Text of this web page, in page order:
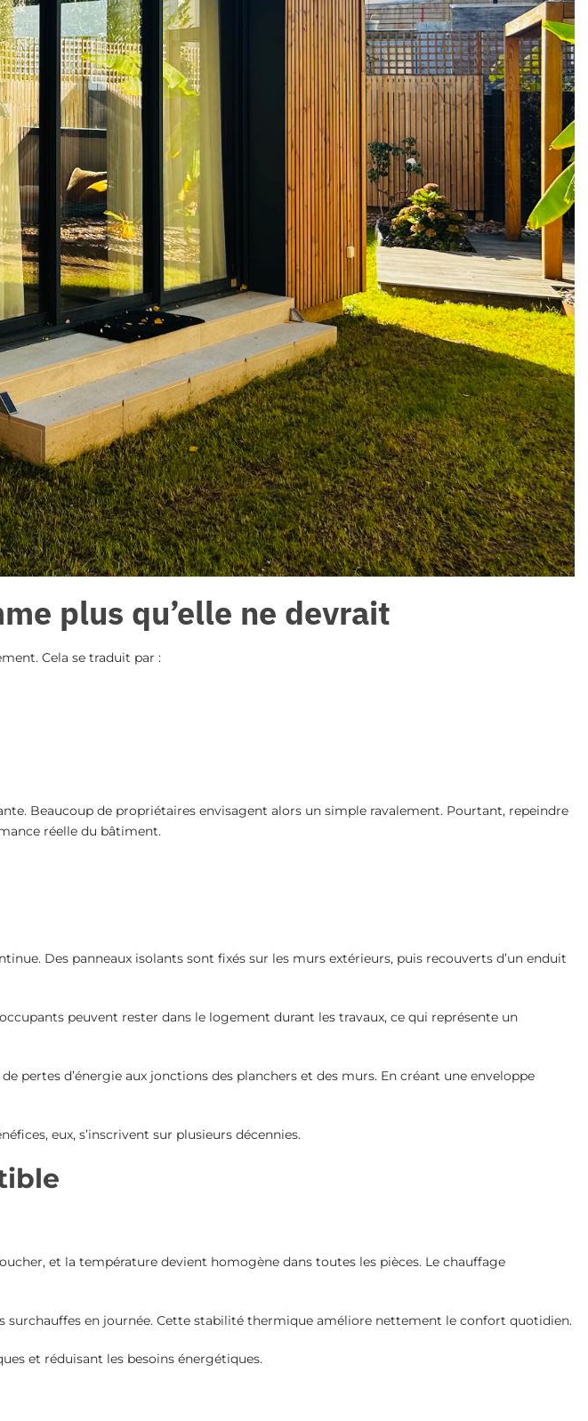
plus qu’elle ne devrait
Cela se traduit par :
Beaucoup de propriétaires envisagent alors un simple ravalement. Pourtant, repeindre
réelle du bâtiment.
Des panneaux isolants sont fixés sur les murs extérieurs, puis recouverts d’un enduit
peuvent rester dans le logement durant les travaux, ce qui représente un
pertes d’énergie aux jonctions des planchers et des murs. En créant une enveloppe
eux, s’inscrivent sur plusieurs décennies.
et la température devient homogène dans toutes les pièces. Le chauffage
surchauffes en journée. Cette stabilité thermique améliore nettement le confort quotidien.
et réduisant les besoins énergétiques.